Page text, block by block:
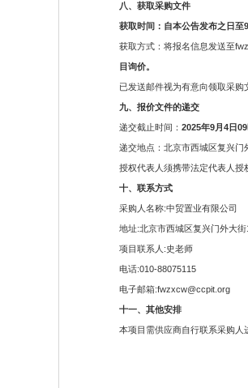
八、获取采购文件
获取时间：自本公告发布之日至
获取方式：将报名信息发送至
目询价。
已发送邮件视为有意向领取采购
九、报价文件的递交
递交截止时间： 2025年9月4日
递交地点：北京市西城区复兴
授权代表人须携带法定代表人授
十、联系方式
采购人名称:中贸置业有限公司
地址:北京市西城区复兴门外大街
项目联系人:史老师
电话:010-88075115
电子邮箱:fwzxcw@ccpit.org
十一、其他安排
本项目需供应商自行联系采购人